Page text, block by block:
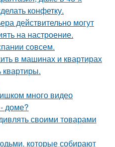
конфетку.
действительно могут
на настроение.
совсем.
в машинах и квартирах
квартиры.
много видео
доме?
своими товарами
которые собирают